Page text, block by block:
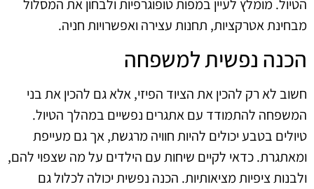
הטיול. מומלץ לעיין במפות טופוגרפיות ולבחון את המסלול
מבחינת אטרקציות, תחנות עצירה ואפשרויות חניה.
הכנה נפשית למשפחה
חשוב לא רק להכין את הציוד הפיזי, אלא גם להכין את בני
המשפחה להתמודד עם אתגרים נפשיים במהלך הטיול.
טיולים בטבע יכולים להיות חוויה מרגשת, אך גם מעייפת
ומאתגרת. כדאי לקיים שיחות עם הילדים על מה שצפוי להם,
ולבנות ציפיות מציאותיות. הכנה נפשית יכולה לכלול גם